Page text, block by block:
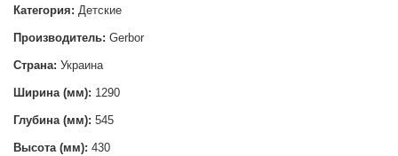
Категория: Детские
Производитель: Gerbor
Страна: Украина
Ширина (мм): 1290
Глубина (мм): 545
Высота (мм): 430